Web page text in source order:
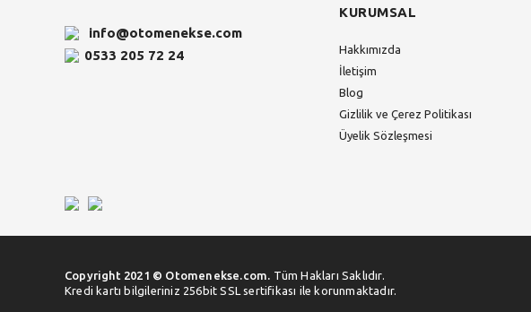
info@otomenekse.com
0533 205 72 24
KURUMSAL
Hakkımızda
İletişim
Blog
Gizlilik ve Çerez Politikası
Üyelik Sözleşmesi
Copyright 2021 © Otomenekse.com. Tüm Hakları Saklıdır.
Kredi kartı bilgileriniz 256bit SSL sertifikası ile korunmaktadır.